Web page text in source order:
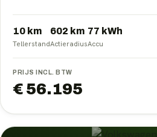
10 km
Tellerstand
602 km
Actieradius
77 kWh
Accu
PRIJS INCL. BTW
€ 56.195